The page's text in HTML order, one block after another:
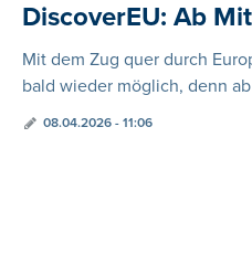
DiscoverEU: Ab
Mit dem Zug quer durch
bald wieder möglich, denn
08.04.2026 - 11:06